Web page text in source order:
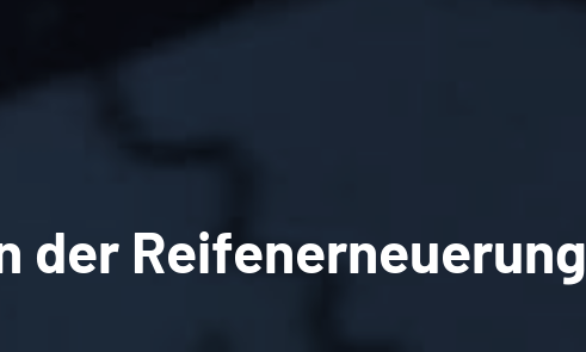
der Reifenerneuerung